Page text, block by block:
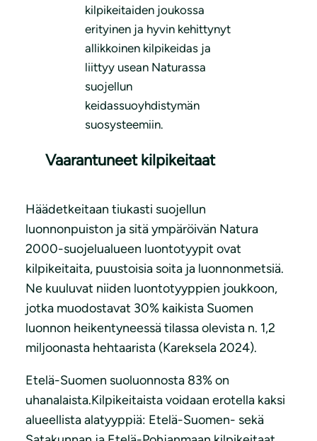
kilpikeitaiden joukossa
erityinen ja hyvin kehittynyt
allikkoinen kilpikeidas ja
liittyy usean Naturassa
suojellun
keidassuoyhdistymän
suosysteemiin.
Vaarantuneet kilpikeitaat
Häädetkeitaan tiukasti suojellun
luonnonpuiston ja sitä ympäröivän Natura
2000-suojelualueen luontotyypit ovat
kilpikeitaita, puustoisia soita ja luonnonmetsiä.
Ne kuuluvat niiden luontotyyppien joukkoon,
jotka muodostavat 30% kaikista Suomen
luonnon heikentyneessä tilassa olevista n. 1,2
miljoonasta hehtaarista (Kareksela 2024).
Etelä-Suomen suoluonnosta 83% on
uhanalaista.Kilpikeitaista voidaan erotella kaksi
alueellista alatyyppiä: Etelä-Suomen- sekä